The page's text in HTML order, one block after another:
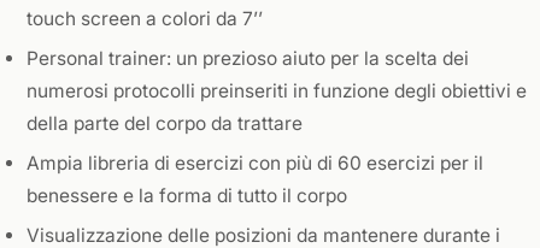
touch screen a colori da 7’’
Personal trainer: un prezioso aiuto per la scelta dei
numerosi protocolli preinseriti in funzione degli obiettivi e
della parte del corpo da trattare
Ampia libreria di esercizi con più di 60 esercizi per il
benessere e la forma di tutto il corpo
Visualizzazione delle posizioni da mantenere durante i